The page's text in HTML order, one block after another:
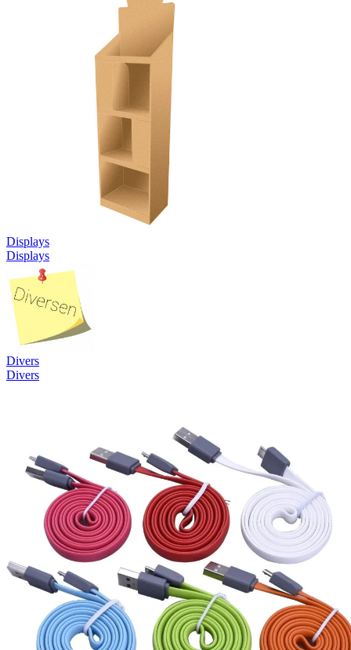
Displays
Displays
Divers
Divers